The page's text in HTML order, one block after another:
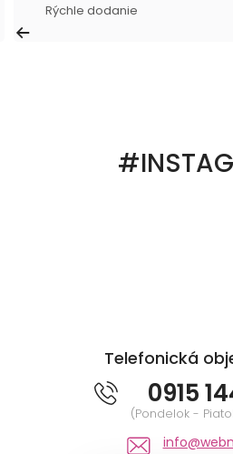
Rýchle dodanie
Telefonická
0915
(Pondelok -